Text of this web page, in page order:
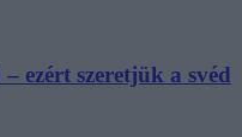
ezért szeretjük a svéd